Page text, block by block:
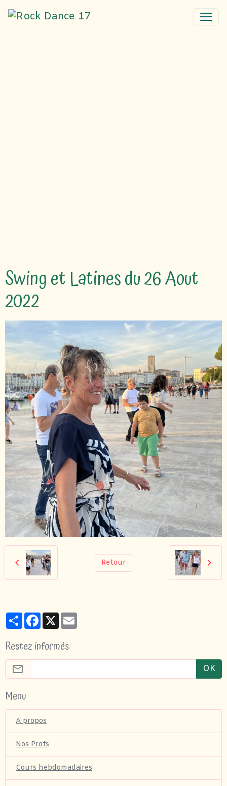
Swing et Latines du 26 Aout
2022
Retour
PartagerFacebook
X
Restez informés
OK
Menu
A propos
Nos Profs
Cours hebdomadaires